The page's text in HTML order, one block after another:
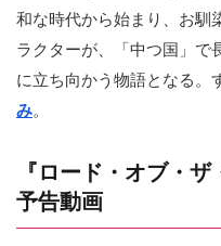
和な時代から始まり、お馴
ラクターが、「中つ国」で
に立ち向かう物語となる。
み。
『ロード・オブ・
予告動画